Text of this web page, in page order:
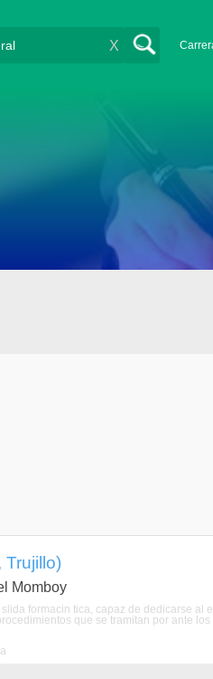
X
Trujillo)
Momboy
formacin tica, capaz de dedicarse
que se tramitan por ante